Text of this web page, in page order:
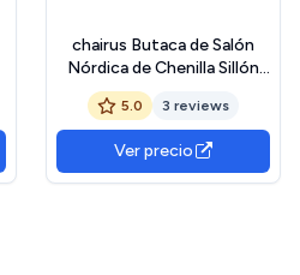
chairus Butaca de Salón
Nórdica de Chenilla Sillón
Dormitorio Tapizado con
Cojín Doble, Sofá Individual
Moderna con Patas de
Madera para Hogar/Sala de
Estar, Amarillo
5.0 3 reviews
Ver precio